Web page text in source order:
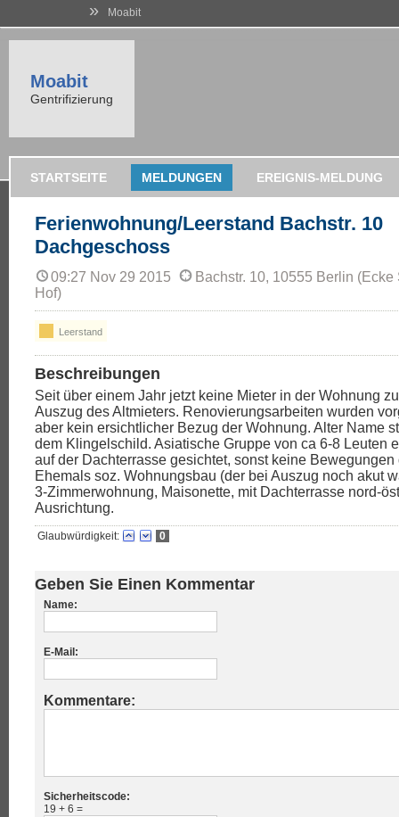
» Moabit
Moabit
Gentrifizierung
STARTSEITE MELDUNGEN EREIGNIS-MELDUNG
Ferienwohnung/Leerstand Bachstr. 10
Dachgeschoss
09:27 Nov 29 2015
Bachstr. 10, 10555 Berlin
Hof)
Leerstand
Beschreibungen
Seit über einem Jahr jetzt keine Mieter in der Wohnung
Auszug des Altmieters. Renovierungsarbeiten wurden
aber kein ersichtlicher Bezug der Wohnung. Alter Name
dem Klingelschild. Asiatische Gruppe von ca 6-8 Leuten
auf der Dachterrasse gesichtet, sonst keine Bewegungen
Ehemals soz. Wohnungsbau (der bei Auszug noch akut
3-Zimmerwohnung, Maisonette, mit Dachterrasse nord-
Ausrichtung.
Glaubwürdigkeit: 0
Geben Sie Einen Kommentar
Name:
E-Mail:
Kommentare:
Sicherheitscode:
19 + 6 =